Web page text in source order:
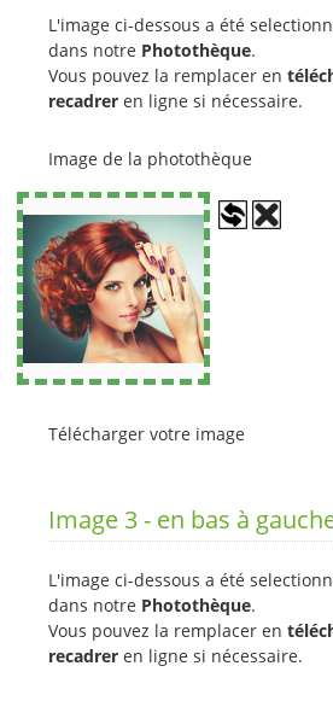
L'image ci-dessous a été
dans notre Photothèque.
Vous pouvez la remplacer en
recadrer en ligne si nécessaire.
Image de la photothèque
Télécharger votre image
Image 3 - en bas à
L'image ci-dessous a été
dans notre Photothèque.
Vous pouvez la remplacer en
recadrer en ligne si nécessaire.